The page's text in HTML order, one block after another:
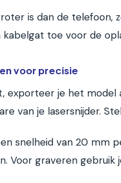
is dan de telefoon,
toe voor de
voor precisie
exporteer je het model
van je lasersnijder.
snelheid van 20 mm
Voor graveren gebruik